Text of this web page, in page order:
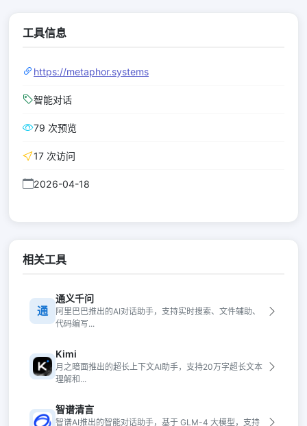
工具信息
https://metaphor.systems
智能对话
79 次预览
17 次访问
2026-04-18
相关工具
通
通义千问
阿里巴巴推出的AI对话助手，支持实时搜索、文件辅助、
代码编写...
Kimi
月之暗面推出的超长上下文AI助手，支持20万字超长文本
理解和...
智谱清言
智谱AI推出的智能对话助手，基于 GLM-4 大模型，支持